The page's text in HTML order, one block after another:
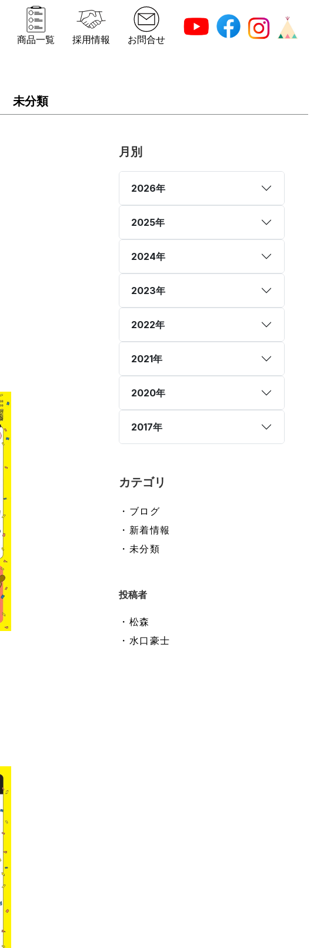
商品一覧 採用情報 お問合せ
未分類
月別
2026年
2025年
2024年
2023年
2022年
2021年
2020年
2017年
カテゴリ
・ブログ
・新着情報
・未分類
投稿者
・松森
・水口豪士